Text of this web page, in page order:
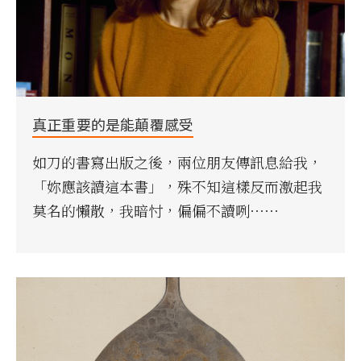
真正重要的是能顛覆感受
如刀的書寫出版之後，兩位朋友傳訊息給我，
「妳應該讀這本書」，殊不知這樣反而激起我
莫名的懶散，我暗忖，偏偏不讀咧⋯⋯